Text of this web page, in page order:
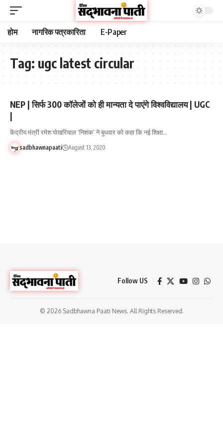
होम नागरिक पत्रकारिता E-Paper
Tag: ugc latest circular
NEP | सिर्फ 300 कॉलेजों को ही मान्यता दे पाएंगे विश्वविद्यालय | UGC
|
केंद्रीय मंत्री रमेश पोखरियाल ‘निशंक’ ने बुधवार को कहा कि नई शिक्षा…
sadbhawnapaati August 13, 2020
Follow US
© 2026 Sadbhawna Paati News. All Rights Reserved.